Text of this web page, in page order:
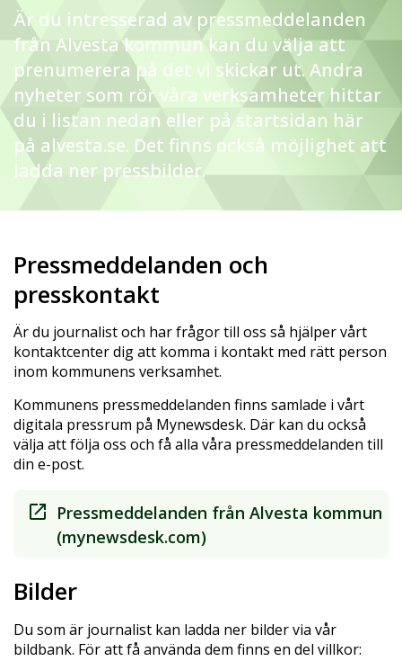
Är du intresserad av pressmeddelanden
från Alvesta kommun kan du välja att
prenumerera på det vi skickar ut. Andra
nyheter som rör våra verksamheter hittar
du i listan nedan eller på startsidan här
på alvesta.se. Det finns också möjlighet att
ladda ner pressbilder.
Pressmeddelanden och
presskontakt
Är du journalist och har frågor till oss så hjälper vårt
kontaktcenter dig att komma i kontakt med rätt person
inom kommunens verksamhet.
Kommunens pressmeddelanden finns samlade i vårt
digitala pressrum på Mynewsdesk. Där kan du också
välja att följa oss och få alla våra pressmeddelanden till
din e-post.
Pressmeddelanden från Alvesta kommun
(mynewsdesk.com)
Bilder
Du som är journalist kan ladda ner bilder via vår
bildbank. För att få använda dem finns en del villkor: